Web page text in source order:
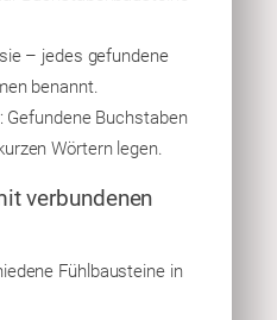
– jedes gefundene
benannt.
Gefundene Buchstaben
Wörtern legen.
verbundenen
Fühlbausteine in